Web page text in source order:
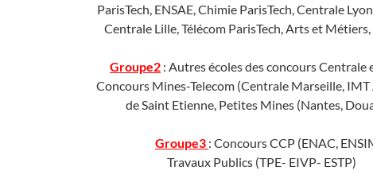
ParisTech, ENSAE, Chimie ParisTech, Centrale
Centrale Lille, Télécom ParisTech, Arts et
Groupe2 : Autres écoles des concours
Concours Mines-Telecom (Centrale Marseille,
de Saint Etienne, Petites Mines (Nantes,
Groupe3 : Concours CCP (ENAC,
Travaux Publics (TPE- EIVP-